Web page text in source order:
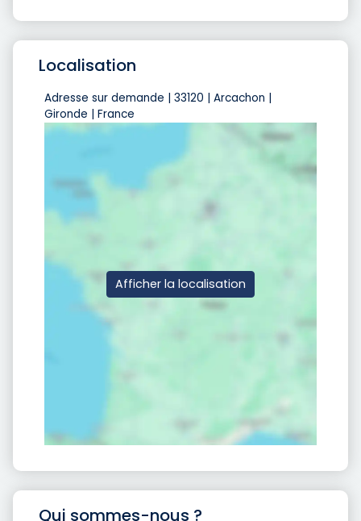
Localisation
Adresse sur demande | 33120 | Arcachon |
Gironde | France
Afficher la localisation
Qui sommes-nous ?